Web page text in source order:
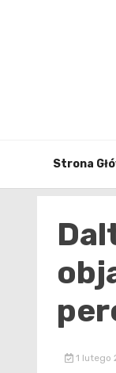
Strona
1 lutego